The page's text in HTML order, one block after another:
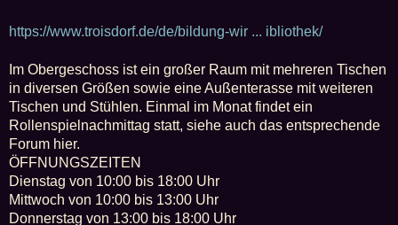
https://www.troisdorf.de/de/bildung-wir ... ibliothek/
Im Obergeschoss ist ein großer Raum mit mehreren Tischen
in diversen Größen sowie eine Außenterasse mit weiteren
Tischen und Stühlen. Einmal im Monat findet ein
Rollenspielnachmittag statt, siehe auch das entsprechende
Forum hier.
ÖFFNUNGSZEITEN
Dienstag von 10:00 bis 18:00 Uhr
Mittwoch von 10:00 bis 13:00 Uhr
Donnerstag von 13:00 bis 18:00 Uhr